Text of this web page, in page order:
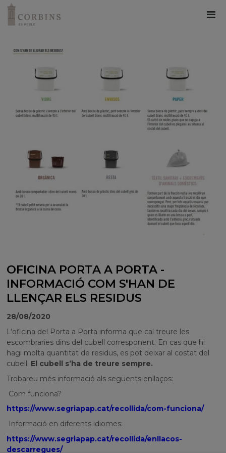
OFICINA PORTA A PORTA -
INFORMACIÓ COM S'HAN DE
LLENÇAR ELS RESIDUS
28/08/2020
L’oficina del Porta a Porta informa que cal treure les
escombraries dins del cubell corresponent. En cas que hi
hagi molta quantitat de residus, es pot deixar al costat del
cubell. El cubell s’ha de treure sempre.
Trobareu més informació als següents enllaços:
Com funciona?
https://www.segriapap.cat/recollida/com-funciona/
Informació en diferents idiomes:
https://www.segriapap.cat/recollida/enllacos-
descarregues/